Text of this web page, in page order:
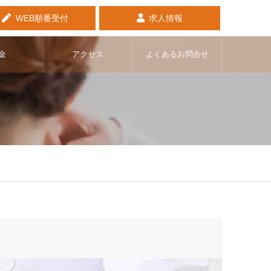
WEB順番受付 求人情報
アクセス よくあるお問合せ